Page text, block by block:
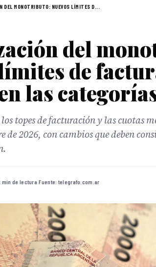
DEL MONOTRIBUTO: NUEVOS LÍMITES D...
del
de
las
topes de facturación y las cuotas
de 2026, con cambios que deben
min de lectura·Fuente: telegrafo.com.ar